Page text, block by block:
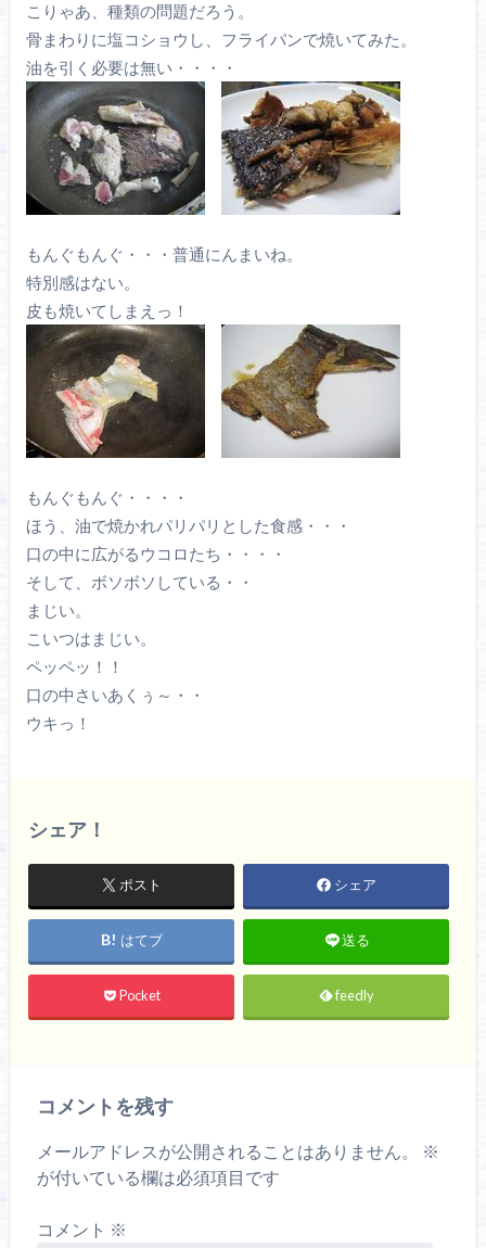
こりゃあ、種類の問題だろう。
骨まわりに塩コショウし、フライパンで焼いてみた。
油を引く必要は無い・・・・
もんぐもんぐ・・・普通にんまいね。
特別感はない。
皮も焼いてしまえっ！
もんぐもんぐ・・・・
ほう、油で焼かれパリパリとした食感・・・
口の中に広がるウコロたち・・・・
そして、ボソボソしている・・
まじい。
こいつはまじい。
ペッペッ！！
口の中さいあくぅ～・・
ウキっ！
シェア！
ポスト シェア
はてブ 送る
Pocket feedly
コメントを残す
メールアドレスが公開されることはありません。
※
が付いている欄は必須項目です
コメント ※